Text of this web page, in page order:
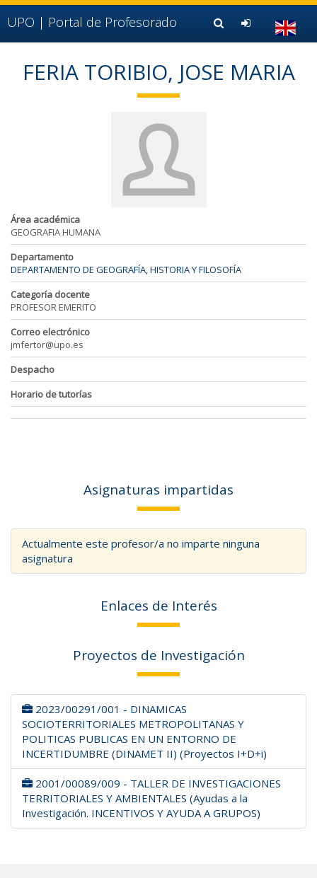
Ir al contenido principal de la página (alt + s)
Ir a la cabecera de la página (alt + c)
Ir al pie de la página (alt + p)
Ir al menú principal (alt + u)
UPO | Portal de Profesorado
FERIA TORIBIO, JOSE MARIA
Área académica
GEOGRAFIA HUMANA
Departamento
DEPARTAMENTO DE GEOGRAFÍA, HISTORIA Y FILOSOFÍA
Categoría docente
PROFESOR EMERITO
Correo electrónico
jmfertor@upo.es
Despacho
Horario de tutorías
Asignaturas impartidas
Actualmente este profesor/a no imparte ninguna
asignatura
Enlaces de Interés
Proyectos de Investigación
2023/00291/001 - DINAMICAS
SOCIOTERRITORIALES METROPOLITANAS Y
POLITICAS PUBLICAS EN UN ENTORNO DE
INCERTIDUMBRE (DINAMET II) (Proyectos I+D+i)
2001/00089/009 - TALLER DE INVESTIGACIONES
TERRITORIALES Y AMBIENTALES (Ayudas a la
Investigación. INCENTIVOS Y AYUDA A GRUPOS)